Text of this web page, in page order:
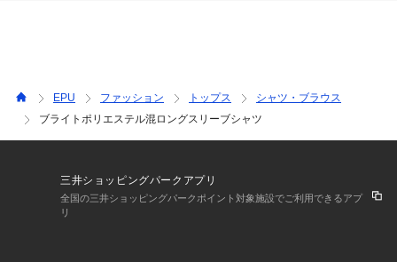
EPU ファッション トップス
シャツ・ブラウス
ブライトポリエステル混ロングスリーブシャツ
三井ショッピングパークアプリ
全国の三井ショッピングパークポイント対象施設でご利用できるアプ
リ